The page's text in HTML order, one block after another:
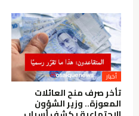
أخبار
تأخر صرف منح العائلات
المعوزة.. وزير الشؤون